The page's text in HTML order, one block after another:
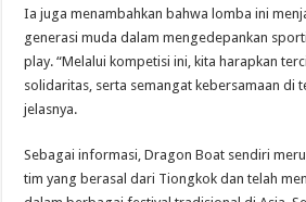
Ia juga menambahkan bahwa lomba ini
generasi muda dalam mengedepankan
play. “Melalui kompetisi ini, kita harapkan
solidaritas, serta semangat kebersamaan di
jelasnya.
Sebagai informasi, Dragon Boat sendiri
tim yang berasal dari Tiongkok dan telah